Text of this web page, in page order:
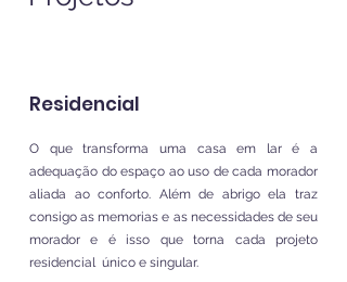
Residencial
O que transforma uma casa em lar é a
adequação do espaço ao uso de cada morador
aliada ao conforto. Além de abrigo ela traz
consigo as memorias e as necessidades de seu
morador e é isso que torna cada projeto
residencial único e singular.